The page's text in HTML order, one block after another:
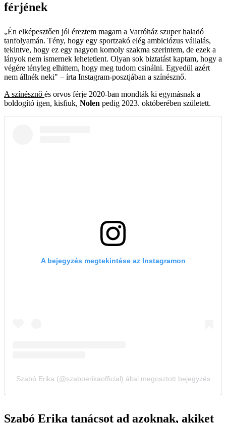
férjének
„Én elképesztően jól éreztem magam a Varróház szuper haladó
tanfolyamán. Tény, hogy egy sportzakó elég ambiciózus vállalás,
tekintve, hogy ez egy nagyon komoly szakma szerintem, de ezek a
lányok nem ismernek lehetetlent. Olyan sok biztatást kaptam, hogy a
végére tényleg elhittem, hogy meg tudom csinálni. Egyedül azért
nem állnék neki" – írta Instagram-posztjában a színésznő.
A színésznő és orvos férje 2020-ban mondták ki egymásnak a
boldogító igen, kisfiuk, Nolen pedig 2023. októberében született.
Szabó Erika tanácsot ad azoknak, akiket